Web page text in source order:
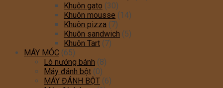
Khuôn gato (30)
Khuôn mousse (14)
Khuôn pizza (7)
Khuôn sandwich (5)
Khuôn Tart (7)
MÁY MÓC (65)
Lò nướng bánh (8)
Máy đánh bột (0)
MÁY ĐÁNH BỘT (6)